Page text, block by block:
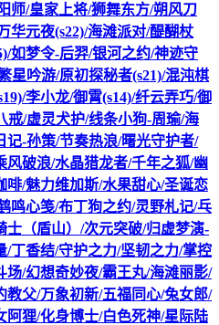
师/皇家上将/狮舞东方/朔风刀
华元夜(s22)/海滩派对/醍醐杖
如梦令-后羿/银河之约/神迹守
星吟游/原初探秘者(s21)/混沌棋
李小龙/御霄(s14)/纤云弄巧/御
戒/虚灵犬护/线条小狗-周瑜/海
记-孙策/节奏热浪/曙光守护者/
风破浪/水晶猎龙者/千年之狐/幽
啡/魅力维加斯/水果甜心/圣诞恋
鸣心笺/布丁狗之约/灵野札记/乓
士（盾山）/次元突破/归虚梦演-
/丁香结/守护之力/坚韧之力/掌控
场/幻想奇妙夜/霸王丸/海滩丽影/
教父/万象初新/五福同心/兔女郎/
阿狸/化身博士/白色死神/星际陆